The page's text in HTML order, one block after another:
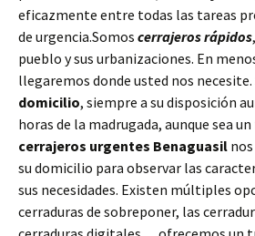
eficazmente entre todas las tareas
de urgencia.Somos cerrajeros rápidos
pueblo y sus urbanizaciones. En
llegaremos donde usted nos necesite.
domicilio, siempre a su disposición
horas de la madrugada, aunque sea
cerrajeros urgentes Benaguasil
su domicilio para observar las
sus necesidades. Existen múltiples
cerraduras de sobreponer, las